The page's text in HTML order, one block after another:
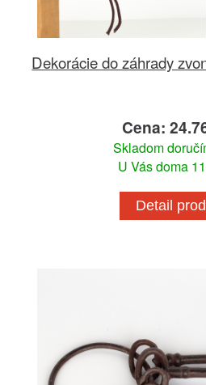
Dekorácie do záhrady
Cena:
Skladom
U Vás doma
Detail